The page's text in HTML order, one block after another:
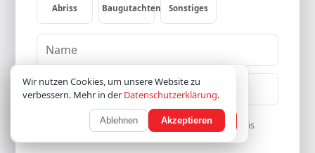
Abriss Baugutachten Sonstiges
Ich habe dieDatenschutzerklärungzur Kenntnis
Wir nutzen Cookies, um unsere Website zu
verbessern. Mehr in der Datenschutzerklärung.
Ablehnen Akzeptieren
Wir verwenden Cookies; optionale Inhalte laden
erst nach Zustimmung.Datenschutz
Nur notwendige Akzeptieren